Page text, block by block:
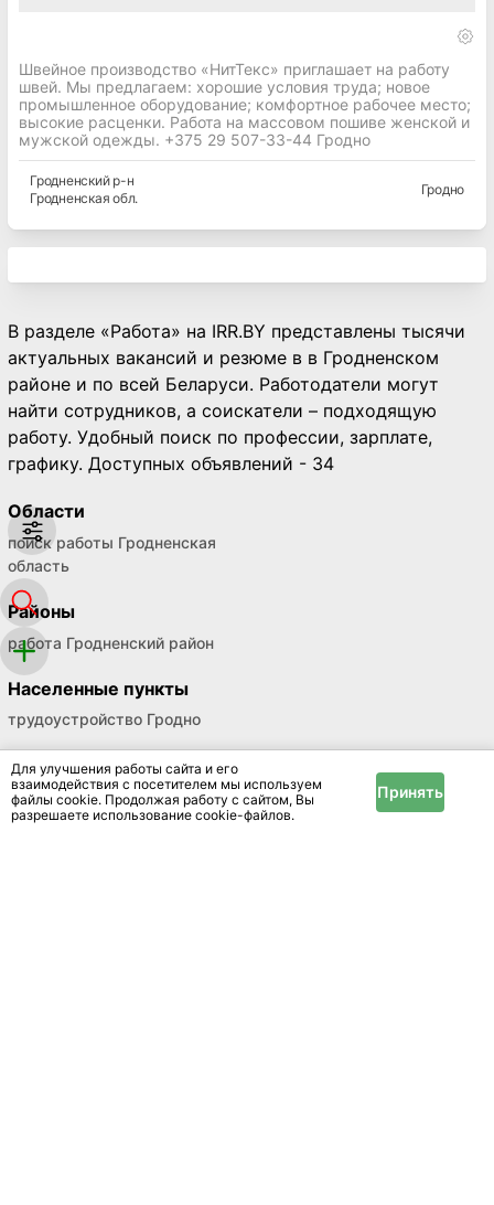
Швейное производство «НитТекс» приглашает на работу
швей. Мы предлагаем: хорошие условия труда; новое
промышленное оборудование; комфортное рабочее место;
высокие расценки. Работа на массовом пошиве женской и
мужской одежды. +375 29 507-33-44 Гродно
Гродненскийр-н
Гродненская обл.
Гродно
В разделе «Работа» на IRR.BY представлены тысячи
актуальных вакансий и резюме в в Гродненском
районе и по всей Беларуси. Работодатели могут
найти сотрудников, а соискатели – подходящую
работу. Удобный поиск по профессии, зарплате,
графику. Доступных объявлений - 34
Области
поиск работы Гродненская
область
Районы
работа Гродненский район
Населенные пункты
трудоустройство Гродно
Для улучшения работы сайта и его
взаимодействия с посетителем мы используем
файлы cookie. Продолжая работу с сайтом, Вы
разрешаете использование cookie-файлов.
Принять